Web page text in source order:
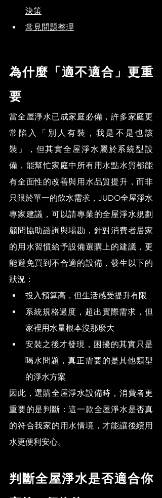
決策
常見問題整理
為什麼「適不適合」更重
要
當全屋淨水已成家庭必備，許多家庭更
常陷入「別人有裝，我是不是也該
裝」，但其實全屋淨水屬於系統型設
備，能幫忙家庭中所有用水點水質都能
有全面性的改善與用水品質提升，而非
只限於單一的飲水需求，JUDO全屋淨水
專家建議，可以請專業的全屋淨水規劃
顧問協助諮詢與場勘，針對消費者居家
的用水習慣給予設備選購上的建議，更
能避免買到不合適的設備，發生以下的
狀況：
投入預算高，但生活感受提升有限
系統規格過度，超出實際需求，但
家裡用水量根本沒那麼大
安裝之後才發現，困擾的其實只是
喝水問題，真正需要的是其他類型
的淨水方案
因此，選購全屋淨水設備時，消費者更
重要的是判斷：這一款全屋淨水是否真
的符合我家的用水情境，才能讓後續用
水更便利安心。
判斷全屋淨水是否適合你